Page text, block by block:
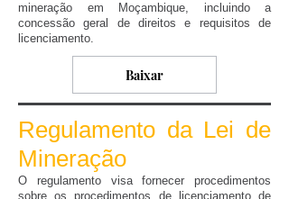
mineração em Moçambique, incluindo a
concessão geral de direitos e requisitos de
licenciamento.
Baixar
Regulamento da Lei de
Mineração
O regulamento visa fornecer procedimentos
sobre os procedimentos de licenciamento de